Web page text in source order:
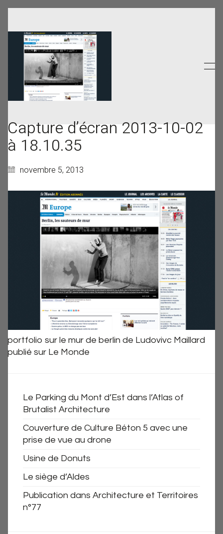
Capture d’écran 2013-10-02
à 18.10.35
novembre 5, 2013
portfolio sur le mur de berlin de Ludovivc Maillard
publié sur Le Monde
Le Parking du Mont d’Est dans l’Atlas of
Brutalist Architecture
Couverture de Culture Béton 5 avec une
prise de vue au drone
Usine de Donuts
Le siège d’Aldes
Publication dans Architecture et Territoires
n°77